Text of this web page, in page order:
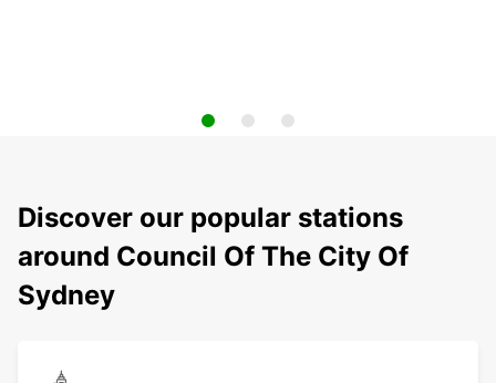
Discover our popular stations
around Council Of The City Of
Sydney